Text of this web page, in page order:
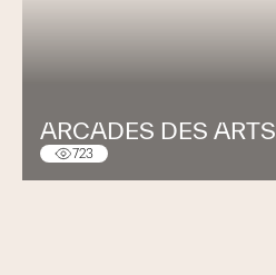
ARCADES DES ARTS
723